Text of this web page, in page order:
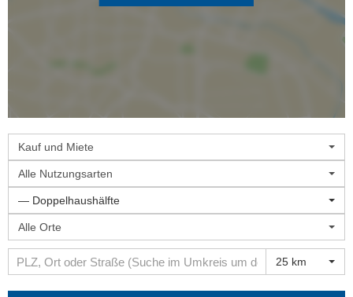
Kauf und Miete
Alle Nutzungsarten
— Doppelhaushälfte
Alle Orte
25 km